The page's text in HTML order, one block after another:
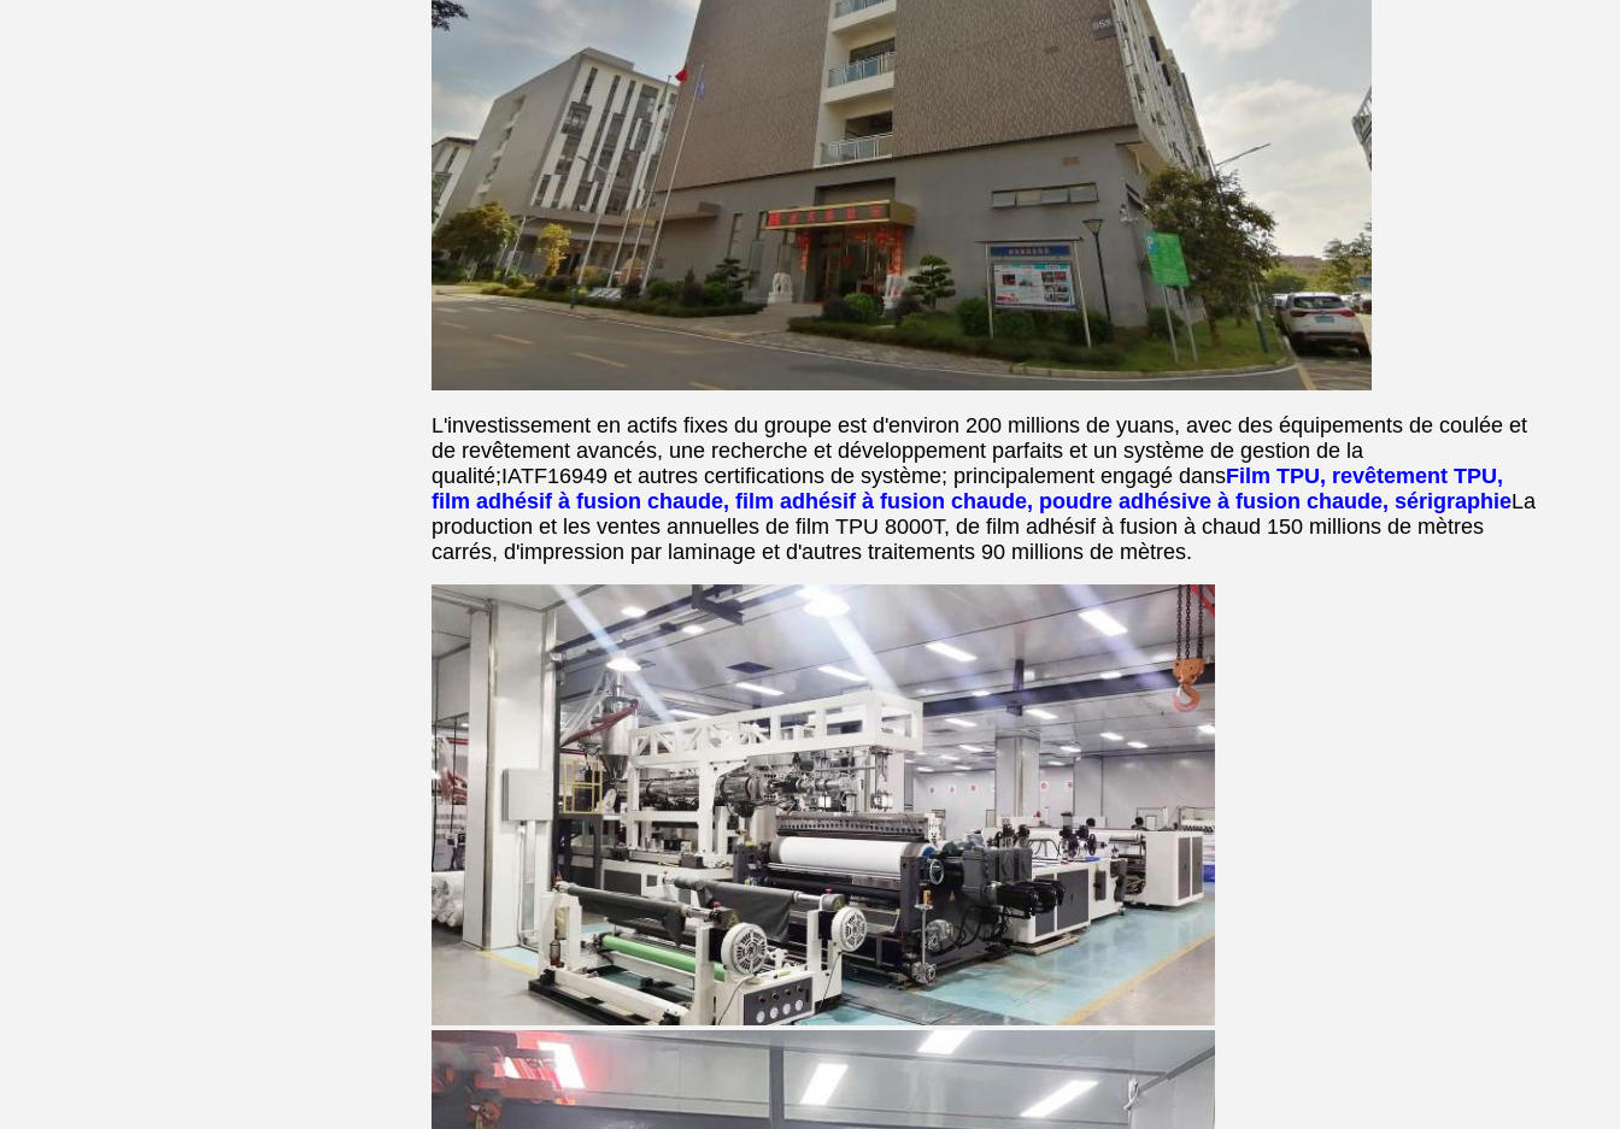
L'investissement en actifs fixes du groupe est d'environ 200 millions de yuans, avec des équipements de coulée et
de revêtement avancés, une recherche et développement parfaits et un système de gestion de la
qualité;IATF16949 et autres certifications de système; principalement engagé dansFilm TPU, revêtement TPU,
film adhésif à fusion chaude, film adhésif à fusion chaude, poudre adhésive à fusion chaude, sérigraphieLa
production et les ventes annuelles de film TPU 8000T, de film adhésif à fusion à chaud 150 millions de mètres
carrés, d'impression par laminage et d'autres traitements 90 millions de mètres.